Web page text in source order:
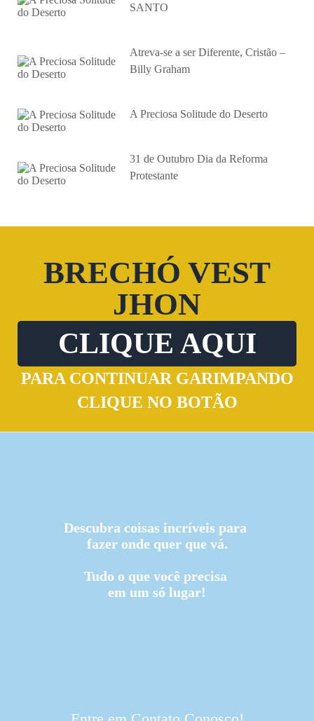
SANTO
Atreva-se a ser Diferente, Cristão –
Billy Graham
A Preciosa Solitude do Deserto
31 de Outubro Dia da Reforma
Protestante
BRECHÓ VEST
JHON
CLIQUE AQUI
PARA CONTINUAR GARIMPANDO
CLIQUE NO BOTÃO
Descubra coisas incríveis para
fazer onde quer que vá.
Tudo o que você precisa
em um só lugar!